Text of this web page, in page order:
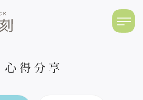
心得分享